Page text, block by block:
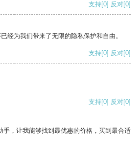
支持[0] 反对[0]
经为我们带来了无限的隐私保护和自由。
支持[0] 反对[0]
支持[0] 反对[0]
手，让我能够找到最优惠的价格，买到最合适